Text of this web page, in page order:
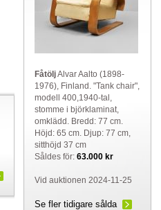
FåtöljAlvar Aalto (1898-
1976), Finland. "Tank chair",
modell 400,1940-tal,
stomme i björklaminat,
omklädd. Bredd: 77 cm.
Höjd: 65 cm. Djup: 77 cm,
sitthöjd 37 cm
Såldes för: 63.000 kr
Vid auktionen 2024-11-25
Se fler tidigare sålda